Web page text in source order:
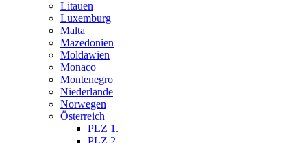
Litauen
Luxemburg
Malta
Mazedonien
Moldawien
Monaco
Montenegro
Niederlande
Norwegen
Österreich
PLZ 1.
PLZ 2.